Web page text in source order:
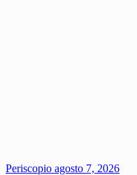
Periscopio agosto 7, 2026